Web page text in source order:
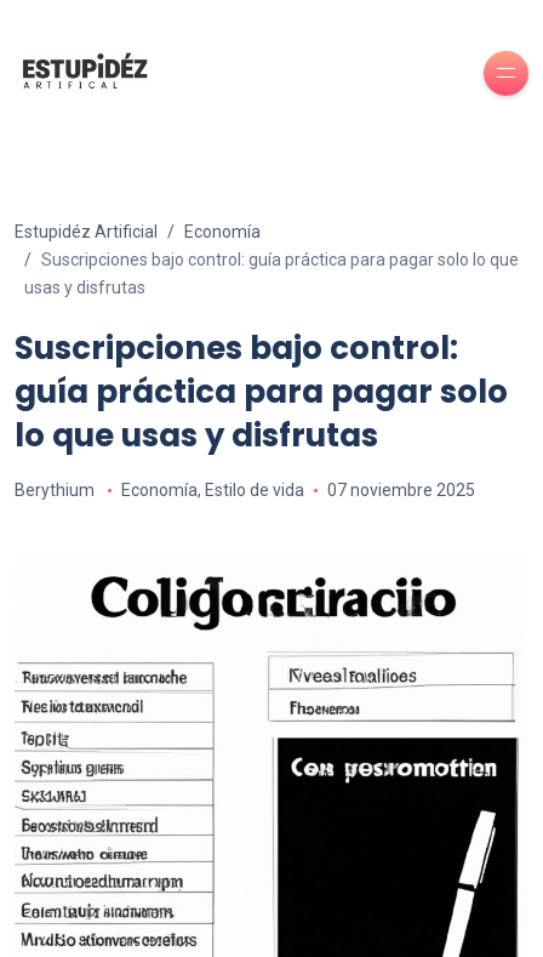
Estupidéz Artificial
Economía
Suscripciones bajo control: guía práctica para pagar solo lo que
usas y disfrutas
Suscripciones bajo control:
guía práctica para pagar solo
lo que usas y disfrutas
Berythium Economía, Estilo de vida 07 noviembre 2025